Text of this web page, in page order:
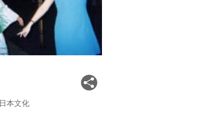
日本文化